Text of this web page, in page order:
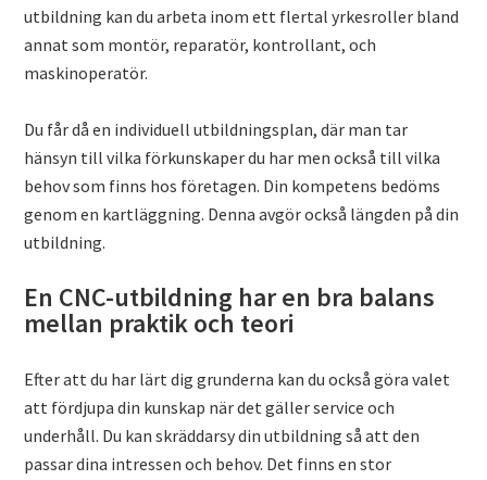
utbildning kan du arbeta inom ett flertal yrkesroller bland
annat som montör, reparatör, kontrollant, och
maskinoperatör.
Du får då en individuell utbildningsplan, där man tar
hänsyn till vilka förkunskaper du har men också till vilka
behov som finns hos företagen. Din kompetens bedöms
genom en kartläggning. Denna avgör också längden på din
utbildning.
En CNC-utbildning har en bra balans
mellan praktik och teori
Efter att du har lärt dig grunderna kan du också göra valet
att fördjupa din kunskap när det gäller service och
underhåll. Du kan skräddarsy din utbildning så att den
passar dina intressen och behov. Det finns en stor